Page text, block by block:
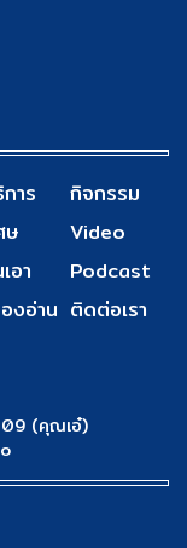
าร
ษ
อา
งอ่าน
กิจกรรม
Video
Podcast
ติดต่อเรา
(คุณเอ๋)